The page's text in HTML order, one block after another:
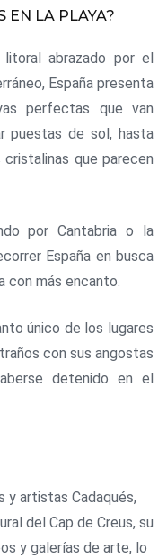
EN LA PLAYA?
abrazado por el
España presenta
perfectas que van
puestas de sol, hasta
cristalinas que parecen
por Cantabria o la
España en busca
con más encanto.
único de los lugares
con sus angostas
detenido en el
y artistas Cadaqués,
del Cap de Creus, su
y galerías de arte, lo